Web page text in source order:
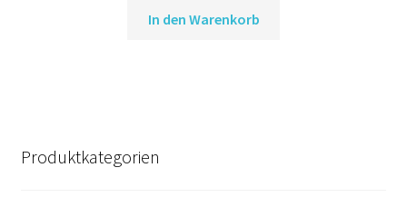
In den Warenkorb
Produktkategorien